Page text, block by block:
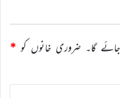
گا۔ ضروری خانوں کو *